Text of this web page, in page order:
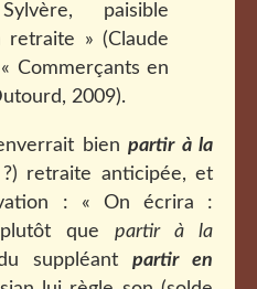
paisible
» (Claude
Commerçants en
2009).
bien partir à la
retraite anticipée, et
: « On écrira :
que partir à la
suppléant partir en